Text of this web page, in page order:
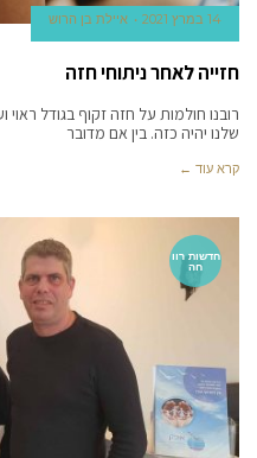
14 במרץ 2021 איילת בן הרוש
חזייה לאחר ניתוחי חזה
רובנו חולמות על חזה זקוף בגודל
שלנו יהיה כזה. בין אם מדובר
קרא עוד ←
חדשות רוו
חה